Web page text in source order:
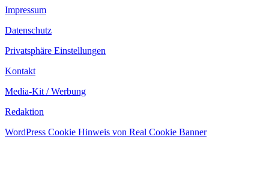
Impressum
Datenschutz
Privatsphäre Einstellungen
Kontakt
Media-Kit / Werbung
Redaktion
WordPress Cookie Hinweis von Real Cookie Banner